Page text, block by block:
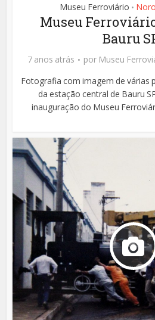
Museu Ferroviário •
Museu
Bauru
7 anos atrás por Museu
Fotografia com imagem de várias
da estação central de Bauru
inauguração do Museu